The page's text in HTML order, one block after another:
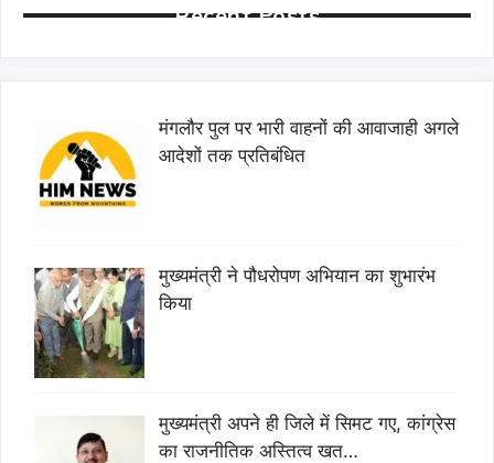
Recent Posts
मंगलौर पुल पर भारी वाहनों की आवाजाही अगले
आदेशों तक प्रतिबंधित
मुख्यमंत्री ने पौधरोपण अभियान का शुभारंभ
किया
मुख्यमंत्री अपने ही जिले में सिमट गए, कांग्रेस
का राजनीतिक अस्तित्व खत…